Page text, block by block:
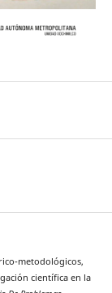
metodológicos,
científica en la